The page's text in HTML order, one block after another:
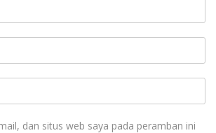
dan situs web saya pada peramban ini